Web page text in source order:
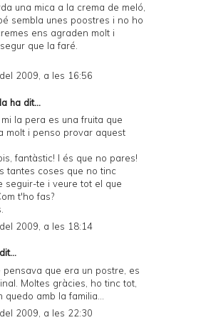
una mica a la crema de meló,
sembla unes poostres i no ho
ens agraden molt i
que la faré.
2009, a les 16:56
ha dit...
la pera es una fruita que
molt i penso provar aquest
fantàstic! I és que no pares!
tantes coses que no tinc
seguir-te i veure tot el que
t'ho fas?
2009, a les 18:14
pensava que era un postre, es
Moltes gràcies, ho tinc tot,
quedo amb la familia...
2009, a les 22:30